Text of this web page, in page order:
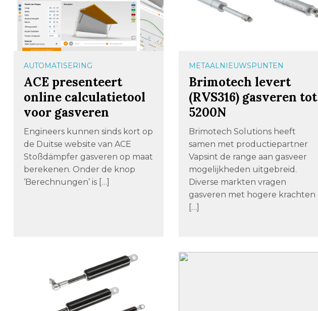
AUTOMATISERING
ACE presenteert
online calculatietool
voor gasveren
Engineers kunnen sinds kort op
de Duitse website van ACE
Stoßdämpfer gasveren op maat
berekenen. Onder de knop
‘Berechnungen’ is […]
METAALNIEUWSPUNTEN
Brimotech levert
(RVS316) gasveren tot
5200N
Brimotech Solutions heeft
samen met productiepartner
Vapsint de range aan gasveer
mogelijkheden uitgebreid.
Diverse markten vragen
gasveren met hogere krachten
[…]